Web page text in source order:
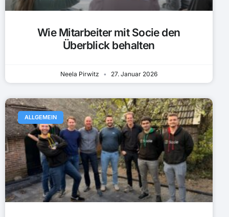
Wie Mitarbeiter mit Socie den
Überblick behalten
Neela Pirwitz 27. Januar 2026
ALLGEMEIN